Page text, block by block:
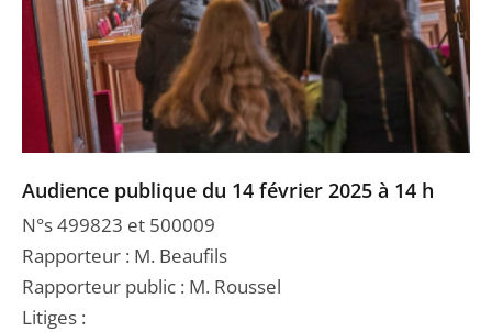
Audience publique du 14 février 2025 à 14 h
N°s 499823 et 500009
Rapporteur : M. Beaufils
Rapporteur public : M. Roussel
Litiges :